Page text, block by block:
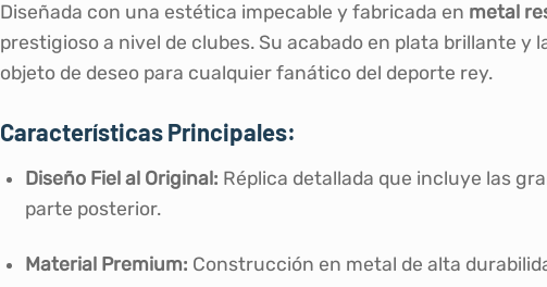
Diseñada con una estética impecable y fabricada en metal
prestigioso a nivel de clubes. Su acabado en plata brillante
objeto de deseo para cualquier fanático del deporte rey.
Características Principales:
Diseño Fiel al Original: Réplica detallada que incluye las
parte posterior.
Material Premium: Construcción en metal de alta